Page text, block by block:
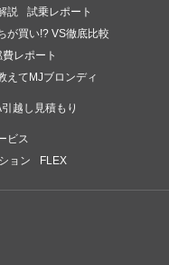
説
試乗レポート
が買い!? VS徹底比較
費レポート
えてMJブロンディ
引越し見積もり
ビス
ョン
FLEX